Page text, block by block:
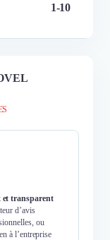
1-10
et transparent
d’avis
ou
à l’entreprise